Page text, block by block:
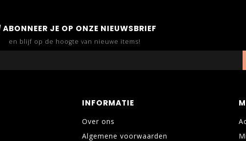
ABONNEER JE OP ONZE NIEUWSBRIEF
en blijf op de hoogte van nieuwe items!
INFORMATIE
Over ons
Algemene voorwaarden